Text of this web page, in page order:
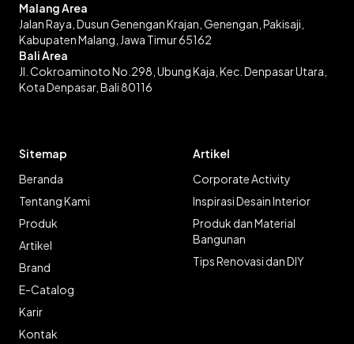
Malang Area
Jalan Raya, Dusun Genengan Krajan, Genengan, Pakisaji,
Kabupaten Malang, Jawa Timur 65162
Bali Area
Jl. Cokroaminoto No.298, Ubung Kaja, Kec. Denpasar Utara,
Kota Denpasar, Bali 80116
Sitemap
Beranda
Tentang Kami
Produk
Artikel
Brand
E-Catalog
Karir
Kontak
Artikel
Corporate Activity
Inspirasi Desain Interior
Produk dan Material
Bangunan
Tips Renovasi dan DIY